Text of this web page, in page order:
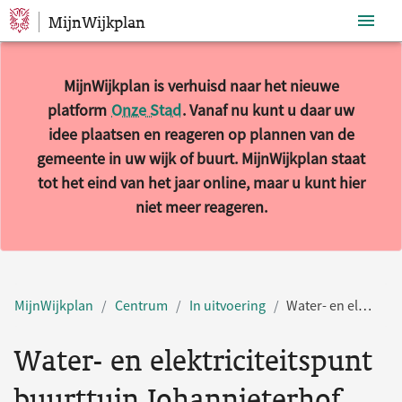
Sla navigatie over
MijnWijkplan
MijnWijkplan is verhuisd naar het nieuwe
platform Onze Stad. Vanaf nu kunt u daar uw
idee plaatsen en reageren op plannen van de
gemeente in uw wijk of buurt. MijnWijkplan staat
tot het eind van het jaar online, maar u kunt hier
niet meer reageren.
MijnWijkplan Centrum In uitvoering Water- en elektriciteitspunt buurttuin Johannieterhof
Water- en elektriciteitspunt